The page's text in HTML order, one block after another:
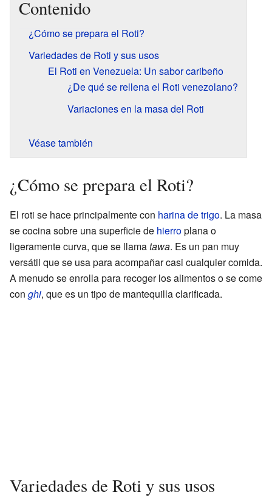
Contenido
¿Cómo se prepara el Roti?
Variedades de Roti y sus usos
El Roti en Venezuela: Un sabor caribeño
¿De qué se rellena el Roti venezolano?
Variaciones en la masa del Roti
Véase también
¿Cómo se prepara el Roti?
El roti se hace principalmente con harina de trigo. La masa
se cocina sobre una superficie de hierroplana o
ligeramente curva, que se llamatawa. Es un pan muy
versátil que se usa para acompañar casi cualquier comida.
A menudo se enrolla para recoger los alimentos o se come
con ghi, que es un tipo de mantequilla clarificada.
Variedades de Roti y sus usos